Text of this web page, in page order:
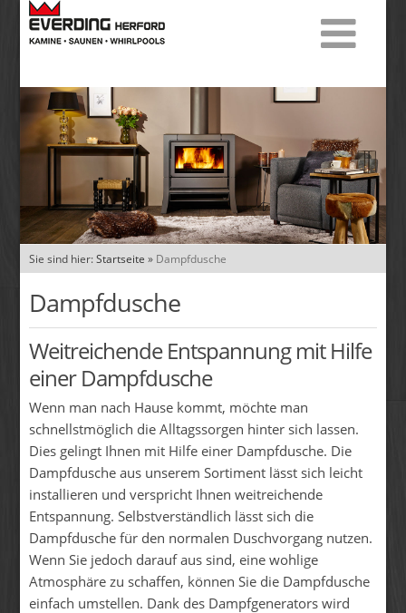
Sie sind hier:Startseite » Dampfdusche
Dampfdusche
Weitreichende Entspannung mit Hilfe
einer Dampfdusche
Wenn man nach Hause kommt, möchte man
schnellstmöglich die Alltagssorgen hinter sich lassen.
Dies gelingt Ihnen mit Hilfe einer Dampfdusche. Die
Dampfdusche aus unserem Sortiment lässt sich leicht
installieren und verspricht Ihnen weitreichende
Entspannung. Selbstverständlich lässt sich die
Dampfdusche für den normalen Duschvorgang nutzen.
Wenn Sie jedoch darauf aus sind, eine wohlige
Atmosphäre zu schaffen, können Sie die Dampfdusche
einfach umstellen. Dank des Dampfgenerators wird